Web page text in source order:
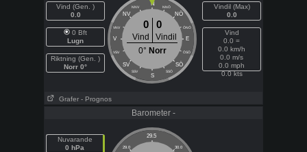
Vind (Gen. )
0.0
0 Bft
Lugn
Riktning (Gen. )
Norr 0°
N
NNV NNÖ
NV NÖ
VNV ÖNÖ
V E
VSV ÖSÖ
SV SÖ
SSV SSÖ
S
0 0
Vind
Vindil
0° Norr
Vindil (Max)
0.0
Vind
0.0 =
0.0 km/h
0.0 m/s
0.0 mph
0.0 kts
Grafer - Prognos
Barometer -
Nuvarande
0 hPa
29.5
29.0 30.0